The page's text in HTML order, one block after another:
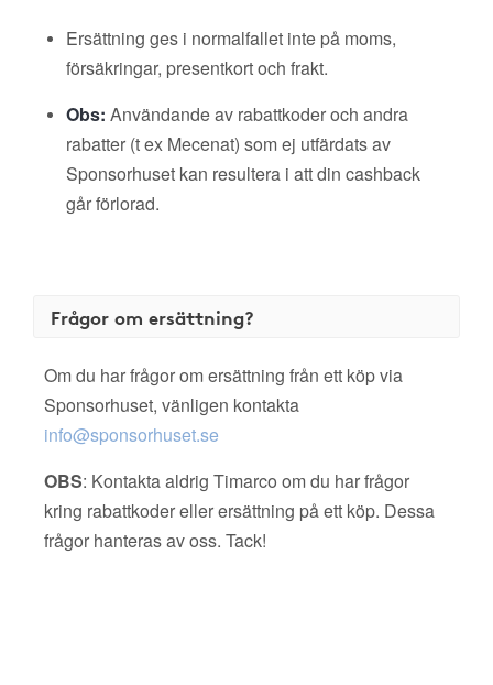
Ersättning ges i normalfallet inte på moms,
försäkringar, presentkort och frakt.
Obs: Användande av rabattkoder och andra
rabatter (t ex Mecenat) som ej utfärdats av
Sponsorhuset kan resultera i att din cashback
går förlorad.
Frågor om ersättning?
Om du har frågor om ersättning från ett köp via
Sponsorhuset, vänligen kontakta
info@sponsorhuset.se
OBS: Kontakta aldrig Timarco om du har frågor
kring rabattkoder eller ersättning på ett köp. Dessa
frågor hanteras av oss. Tack!